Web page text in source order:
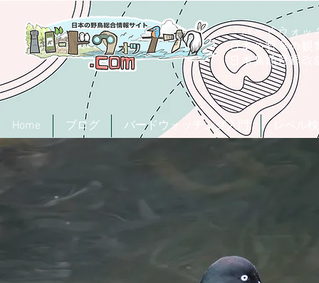
「バードウォッ
日本の野鳥の観
日本鳥類目録
Home ブログ バードウォッチング入門